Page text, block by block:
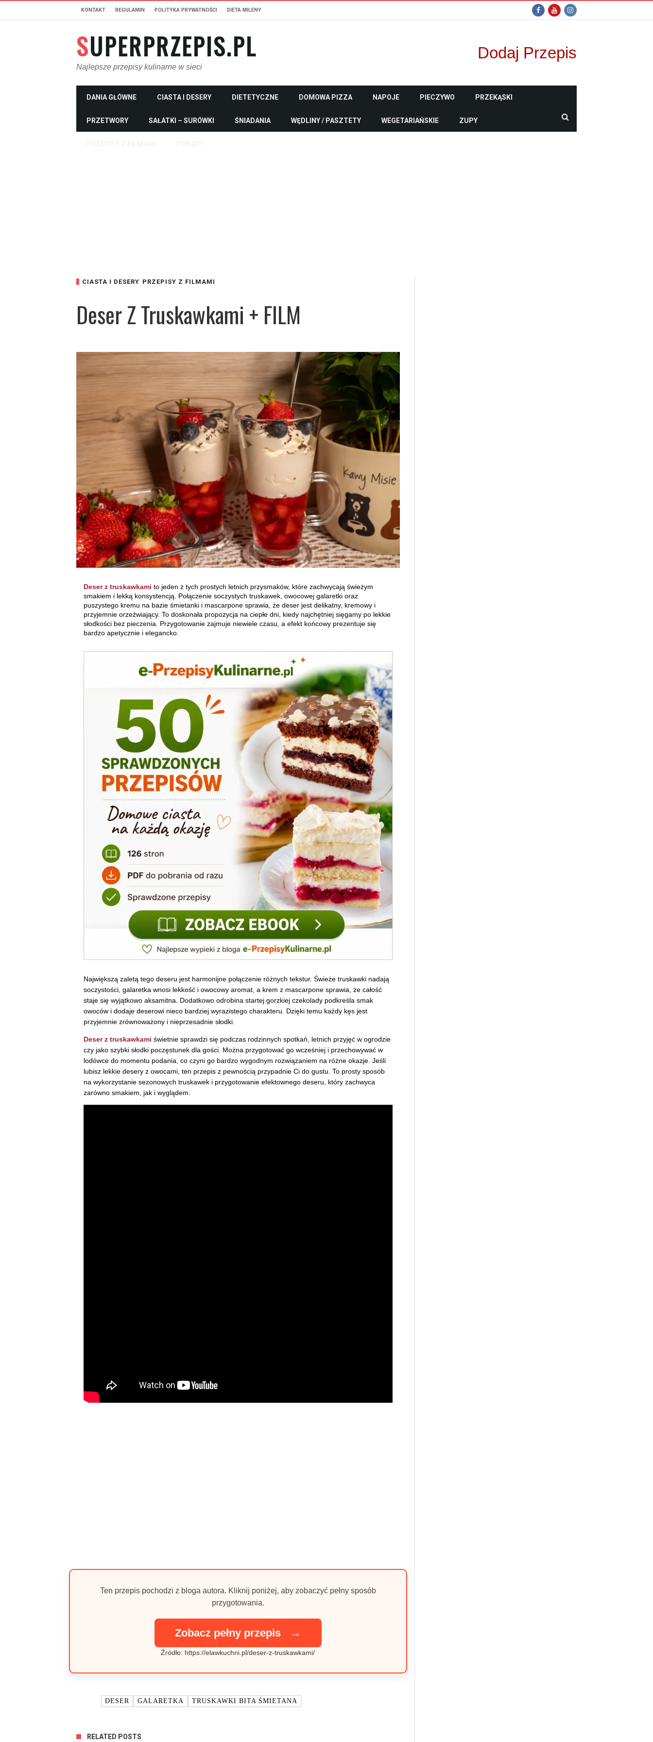
KONTAKT REGULAMIN POLITYKA PRYWATNOŚCI DIETA MILENY
SUPERPRZEPIS.PL
Najlepsze przepisy kulinarne w sieci
Dodaj Przepis
DANIA GŁÓWNE CIASTA I DESERY DIETETYCZNE DOMOWA PIZZA NAPOJE PIECZYWO PRZEKĄSKI
PRZETWORY SAŁATKI – SURÓWKI ŚNIADANIA WĘDLINY / PASZTETY WEGETARIAŃSKIE ZUPY
CIASTA I DESERY PRZEPISY Z FILMAMI
Deser Z Truskawkami + FILM
Deser z truskawkami to jeden z tych prostych letnich przysmaków, które zachwycają świeżym
smakiem i lekką konsystencją. Połączenie soczystych truskawek, owocowej galaretki oraz
puszystego kremu na bazie śmietanki i mascarpone sprawia, że deser jest delikatny, kremowy i
przyjemnie orzeźwiający. To doskonała propozycja na ciepłe dni, kiedy najchętniej sięgamy po lekkie
słodkości bez pieczenia. Przygotowanie zajmuje niewiele czasu, a efekt końcowy prezentuje się
bardzo apetycznie i elegancko.
Największą zaletą tego deseru jest harmonijne połączenie różnych tekstur. Świeże truskawki nadają
soczystości, galaretka wnosi lekkość i owocowy aromat, a krem z mascarpone sprawia, że całość
staje się wyjątkowo aksamitna. Dodatkowo odrobina startej gorzkiej czekolady podkreśla smak
owoców i dodaje deserowi nieco bardziej wyrazistego charakteru. Dzięki temu każdy kęs jest
przyjemnie zrównoważony i nieprzesadnie słodki.
Deser z truskawkami świetnie sprawdzi się podczas rodzinnych spotkań, letnich przyjęć w ogrodzie
czy jako szybki słodki poczęstunek dla gości. Można przygotować go wcześniej i przechowywać w
lodówce do momentu podania, co czyni go bardzo wygodnym rozwiązaniem na różne okazje. Jeśli
lubisz lekkie desery z owocami, ten przepis z pewnością przypadnie Ci do gustu. To prosty sposób
na wykorzystanie sezonowych truskawek i przygotowanie efektownego deseru, który zachwyca
zarówno smakiem, jak i wyglądem.
Ten przepis pochodzi z bloga autora. Kliknij poniżej, aby zobaczyć pełny sposób
przygotowania.
Zobacz pełny przepis →
Źródło: https://elawkuchni.pl/deser-z-truskawkami/
DESER GALARETKA TRUSKAWKI BITA ŚMIETANA
RELATED POSTS